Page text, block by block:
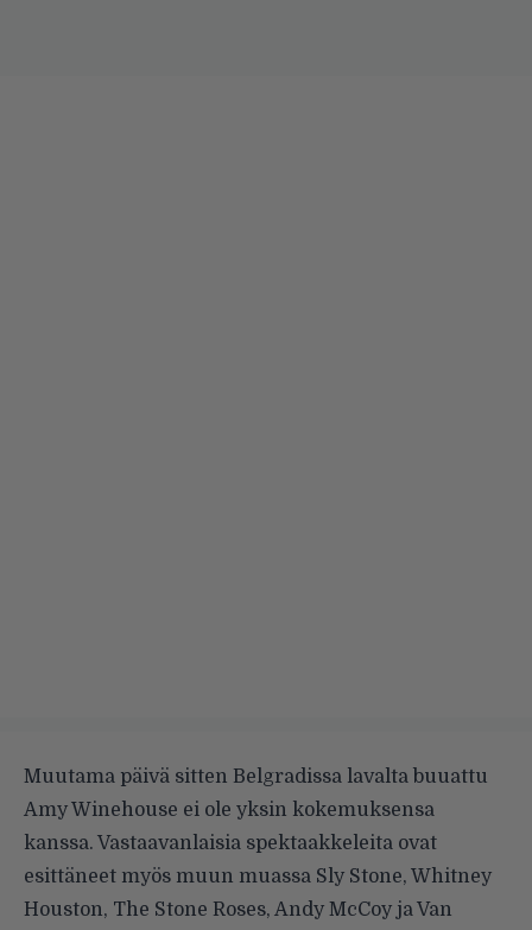
Muutama päivä sitten Belgradissa lavalta buuattu
Amy Winehouse ei ole yksin kokemuksensa
kanssa. Vastaavanlaisia spektaakkeleita ovat
esittäneet myös muun muassa Sly Stone, Whitney
Houston, The Stone Roses, Andy McCoy ja Van